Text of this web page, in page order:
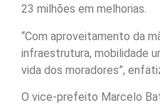
23 milhões em melhorias.
“Com aproveitamento da
infraestrutura, mobilidade
vida dos moradores”,
O vice-prefeito Marcelo